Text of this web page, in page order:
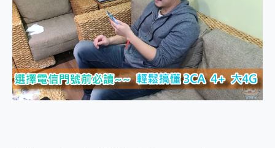
好用的 EaseUS Partition Master 讓您輕鬆的移除與格式化有防寫保護的隨身碟或SD卡
一鍵修復模糊影片、舊照的 AI 好幫手! VideoProc Converter AI 新版全解析 × 年末優惠，一篇全看懂
小朋友才做選擇 投影機 RGB藍牙音響 氛圍情境燈 我通通都要！ Starfish 2 幻彩膠囊投影機｜結合「 智慧投影 & 煥彩流動 」的沈浸式生活新體驗
外型超吸晴~ 給您絕佳操控體驗 GravaStar Mercury K1 系列 異星機械鍵盤與 Mercury X 系列 輕量無線電競滑鼠 開箱 評測
開箱~變身「蜘蛛人」椅子軍師！MSI MPG 491CQP QD-OLED 超寬曲面電競螢幕，多工辦公、爽度滿滿的終極桌面體驗
iPhone 17 系列 有認證的防護來囉！ imos 首家導入 UL MCV 行銷宣告驗證的手機配件品牌
DJI Osmo Pocket 3 爽爽帶回家 歡慶 EaseUS 21 週年到來，「Slogan 海報徵稿活動」好康大放送
小巧好吸不擋鏡頭 有Qi2認證的 ONPRO MagReact MXs2 5000mAh薄型磁吸無線急速行動電源 開箱 評測